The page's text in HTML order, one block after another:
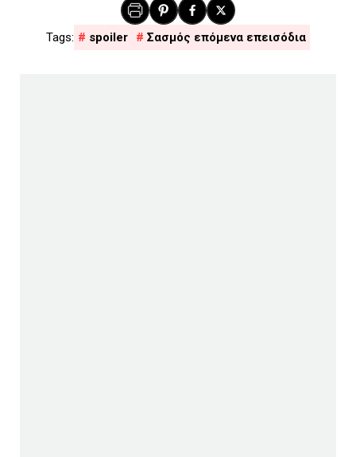
spoiler Σασμός επόμενα επεισόδια